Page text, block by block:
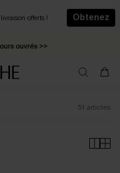
offerts !
Obtenez
ouvrés >>
4 achetés >>
51 articles